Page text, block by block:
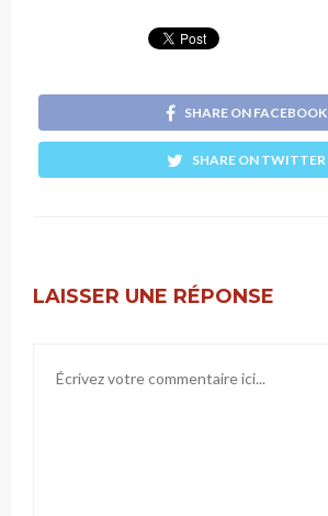
SHARE ON FACEBOOK
SHARE ON TWITTER
LAISSER UNE RÉPONSE